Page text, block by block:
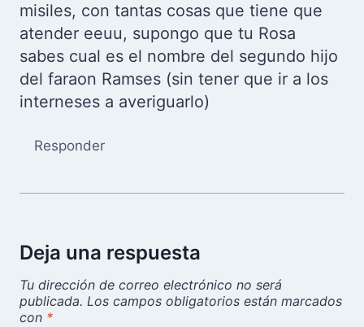
misiles, con tantas cosas que tiene que
atender eeuu, supongo que tu Rosa
sabes cual es el nombre del segundo hijo
del faraon Ramses (sin tener que ir a los
interneses a averiguarlo)
Responder
Deja una respuesta
Tu dirección de correo electrónico no será
publicada. Los campos obligatorios están marcados
con *